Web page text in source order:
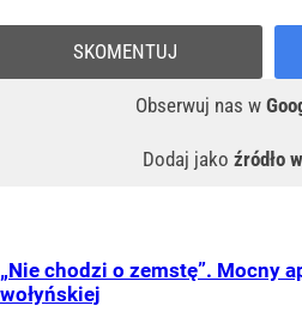
Obserwuj nas w
Dodaj jako źródło
SKOMENTUJ
„Nie chodzi o zemstę”. Mocny
wołyńskiej